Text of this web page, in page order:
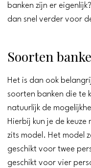
banken zijn er
dan snel verder voor
Soorten
Het is dan ook
soorten banken die te
natuurlijk de
Hierbij kun je de
zits model. Het model
geschikt voor twee
geschikt voor vier